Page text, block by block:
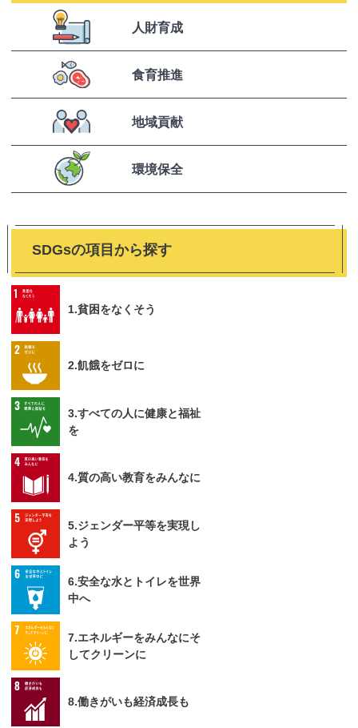
人財育成
食育推進
地域貢献
環境保全
SDGsの項目から探す
1.貧困をなくそう
2.飢餓をゼロに
3.すべての人に健康と福祉
を
4.質の高い教育をみんなに
5.ジェンダー平等を実現し
よう
6.安全な水とトイレを世界
中へ
7.エネルギーをみんなにそ
してクリーンに
8.働きがいも経済成長も